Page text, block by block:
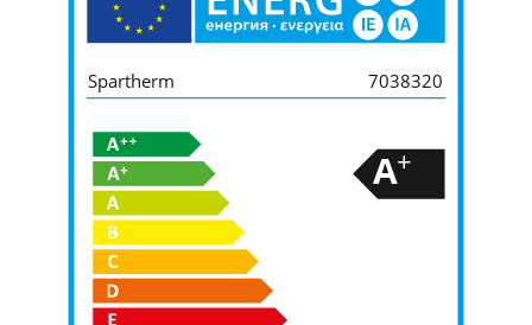
Spartherm 7038320
A+